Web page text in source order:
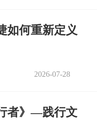
如何重新定义
2026-07-28
者》—践行文